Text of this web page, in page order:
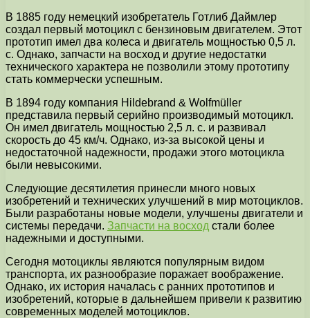
В 1885 году немецкий изобретатель Готлиб Даймлер
создал первый мотоцикл с бензиновым двигателем. Этот
прототип имел два колеса и двигатель мощностью 0,5 л.
с. Однако, запчасти на восход и другие недостатки
технического характера не позволили этому прототипу
стать коммерчески успешным.
В 1894 году компания Hildebrand & Wolfmüller
представила первый серийно производимый мотоцикл.
Он имел двигатель мощностью 2,5 л. с. и развивал
скорость до 45 км/ч. Однако, из-за высокой цены и
недостаточной надежности, продажи этого мотоцикла
были невысокими.
Следующие десятилетия принесли много новых
изобретений и технических улучшений в мир мотоциклов.
Были разработаны новые модели, улучшены двигатели и
системы передачи. Запчасти на восход стали более
надежными и доступными.
Сегодня мотоциклы являются популярным видом
транспорта, их разнообразие поражает воображение.
Однако, их история началась с ранних прототипов и
изобретений, которые в дальнейшем привели к развитию
современных моделей мотоциклов.